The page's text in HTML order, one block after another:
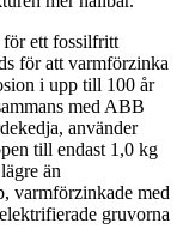
för ett fossilfritt
för att varmförzinka
i upp till 100 år
med ABB
använder
till endast 1,0 kg
än
varmförzinkade med
gruvorna